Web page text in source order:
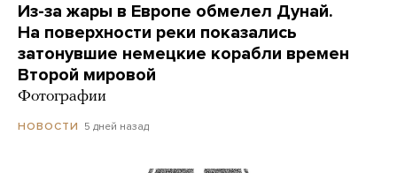
Из-за жары в Европе обмелел Дунай.
На поверхности реки показались
затонувшие немецкие корабли времен
Второй мировой
Фотографии
НОВОСТИ 5 дней назад